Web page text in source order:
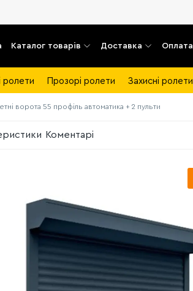
Каталог товарів Доставка Оплата
ролети Прозорі ролети Захисні ролети
ворота 55 профіль автоматика + 2 пульти
Коментарі